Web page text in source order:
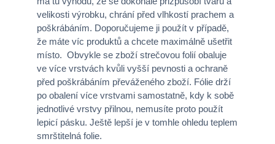
velikosti výrobku, chrání před vlhkostí prachem a
poškrábáním. Doporučujeme ji použít v případě,
že máte víc produktů a chcete maximálně ušetřit
místo. Obvykle se zboží strečovou folií obaluje
ve více vrstvách kvůli vyšší pevnosti a ochraně
před poškrábáním převáženého zboží. Fólie drží
po obalení více vrstvami samostatně, kdy k sobě
jednotlivé vrstvy přilnou, nemusíte proto použít
lepicí pásku. Ještě lepší je v tomhle ohledu teplem
smrštitelná folie.